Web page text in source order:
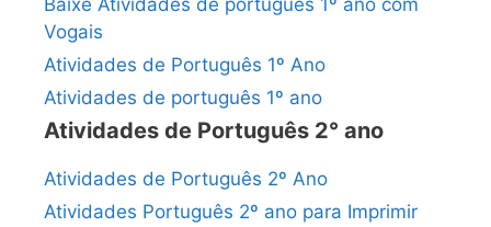
Vogais
Atividades de Português 1º Ano
Atividades de português 1º ano
Atividades de Português 2° ano
Atividades de Português 2º Ano
Atividades Português 2º ano para Imprimir